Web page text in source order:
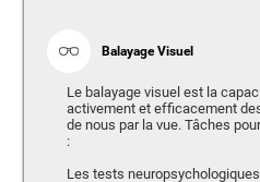
Balayage Visuel
Le balayage visuel est la
activement et efficacement
de nous par la vue. Tâches
:
Les tests